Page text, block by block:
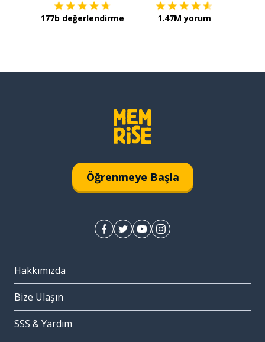
177b değerlendirme 1.47M yorum
Öğrenmeye Başla
Hakkımızda
Bize Ulaşın
SSS & Yardım